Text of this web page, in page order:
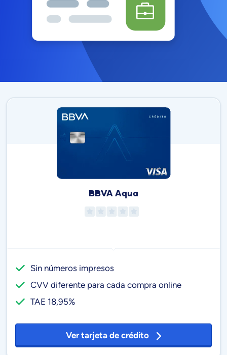
BBVA Aqua
Sin números impresos
CVV diferente para cada compra online
TAE 18,95%
Ver tarjeta de crédito